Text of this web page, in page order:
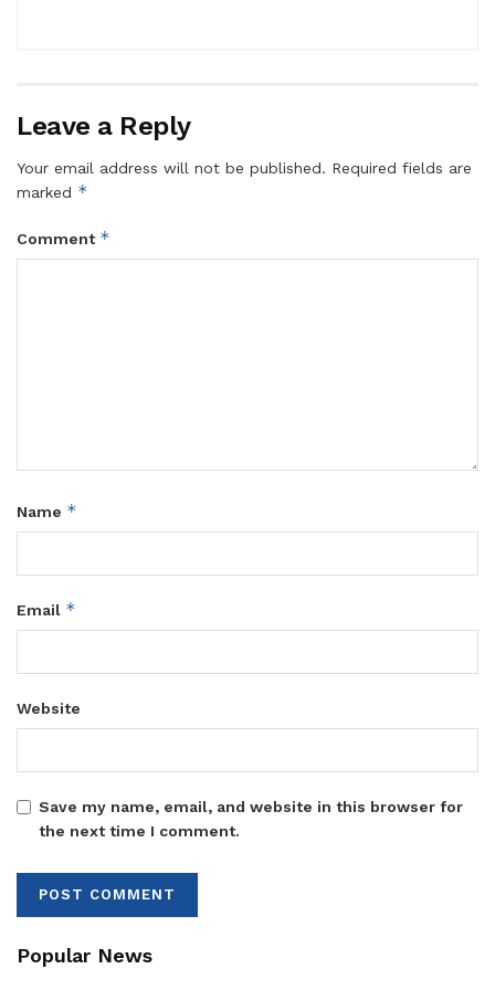
Leave a Reply
Your email address will not be published. Required fields are
marked *
Comment *
Name *
Email *
Website
Save my name, email, and website in this browser for
the next time I comment.
Popular News